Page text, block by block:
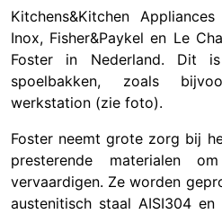
Kitchens&Kitchen
Inox, Fisher&Paykel en Le
Foster in Nederland. Dit
spoelbakken, zoals
werkstation (zie foto).
Foster neemt grote zorg bij
presterende materialen
vervaardigen. Ze worden
austenitisch staal AISI304